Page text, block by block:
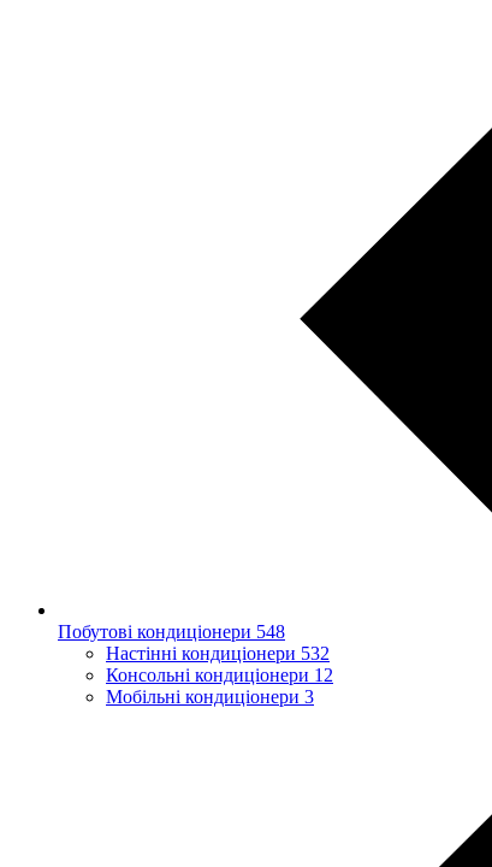
Побутові кондиціонери 548
Настінні кондиціонери 532
Консольні кондиціонери 12
Мобільні кондиціонери 3